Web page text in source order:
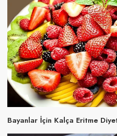
Bayanlar İçin Kalça Eritme